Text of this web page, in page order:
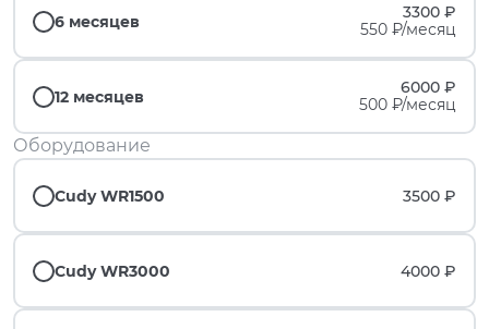
6 месяцев
3300 ₽
550 ₽/месяц
12 месяцев
6000 ₽
500 ₽/месяц
Оборудование
Cudy WR1500 3500 ₽
Cudy WR3000 4000 ₽